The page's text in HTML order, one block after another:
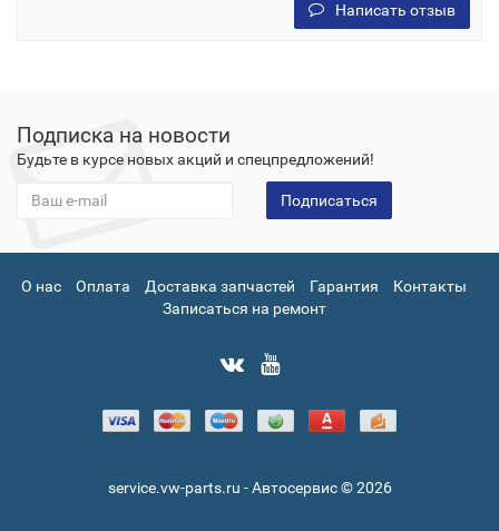
Написать отзыв
Подписка на новости
Будьте в курсе новых акций и спецпредложений!
Подписаться
О нас Оплата Доставка запчастей Гарантия
Контакты
Записаться на ремонт
service.vw-parts.ru - Автосервис © 2026